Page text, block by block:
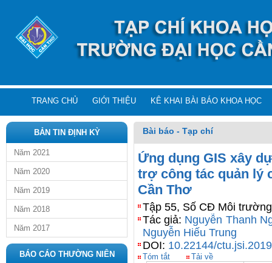
TRANG CHỦ GIỚI THIỆU KÊ KHAI BÀI BÁO KHOA HỌC
BẢN TIN ĐỊNH KỲ
Năm 2021
Năm 2020
Năm 2019
Năm 2018
Năm 2017
BÁO CÁO THƯỜNG NIÊN
Bài báo - Tạp chí
Ứng dụng GIS xây
trợ công tác quản lý
Cần Thơ
Tập 55, Số CĐ Môi
Tác giả: Nguyễn Thanh
Nguyễn Hiếu Trung
DOI: 10.22144/
Tóm tắt
Tải về